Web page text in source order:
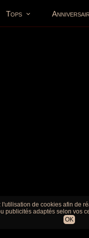
Tops
de cookies afin de
publicités adaptés selon vos
OK